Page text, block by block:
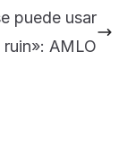
puede usar
AMLO